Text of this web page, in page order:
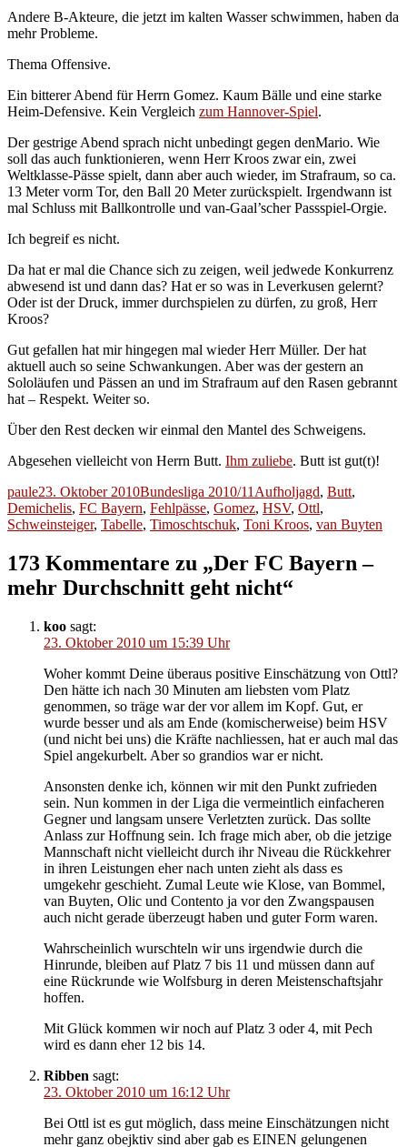
Andere B-Akteure, die jetzt im kalten Wasser schwimmen, haben da
mehr Probleme.
Thema Offensive.
Ein bitterer Abend für Herrn Gomez. Kaum Bälle und eine starke
Heim-Defensive. Kein Vergleich zum Hannover-Spiel.
Der gestrige Abend sprach nicht unbedingt gegen denMario. Wie
soll das auch funktionieren, wenn Herr Kroos zwar ein, zwei
Weltklasse-Pässe spielt, dann aber auch wieder, im Strafraum, so ca.
13 Meter vorm Tor, den Ball 20 Meter zurückspielt. Irgendwann ist
mal Schluss mit Ballkontrolle und van-Gaal’scher Passspiel-Orgie.
Ich begreif es nicht.
Da hat er mal die Chance sich zu zeigen, weil jedwede Konkurrenz
abwesend ist und dann das? Hat er so was in Leverkusen gelernt?
Oder ist der Druck, immer durchspielen zu dürfen, zu groß, Herr
Kroos?
Gut gefallen hat mir hingegen mal wieder Herr Müller. Der hat
aktuell auch so seine Schwankungen. Aber was der gestern an
Sololäufen und Pässen an und im Strafraum auf den Rasen gebrannt
hat – Respekt. Weiter so.
Über den Rest decken wir einmal den Mantel des Schweigens.
Abgesehen vielleicht von Herrn Butt. Ihm zuliebe. Butt ist gut(t)!
Autor
pauleVeröffentlicht
am
23. Oktober 2010Kategorien
Bundesliga 2010/11 Schlagwörter
Aufholjagd, Butt,
Demichelis, FC Bayern, Fehlpässe, Gomez, HSV, Ottl,
Schweinsteiger, Tabelle, Timoschtschuk, Toni Kroos, van Buyten
173 Kommentare zu „Der FC Bayern –
mehr Durchschnitt geht nicht“
koo sagt:
23. Oktober 2010 um 15:39 Uhr
Woher kommt Deine überaus positive Einschätzung von Ottl?
Den hätte ich nach 30 Minuten am liebsten vom Platz
genommen, so träge war der vor allem im Kopf. Gut, er
wurde besser und als am Ende (komischerweise) beim HSV
(und nicht bei uns) die Kräfte nachliessen, hat er auch mal das
Spiel angekurbelt. Aber so grandios war er nicht.
Ansonsten denke ich, können wir mit den Punkt zufrieden
sein. Nun kommen in der Liga die vermeintlich einfacheren
Gegner und langsam unsere Verletzten zurück. Das sollte
Anlass zur Hoffnung sein. Ich frage mich aber, ob die jetzige
Mannschaft nicht vielleicht durch ihr Niveau die Rückkehrer
in ihren Leistungen eher nach unten zieht als dass es
umgekehr geschieht. Zumal Leute wie Klose, van Bommel,
van Buyten, Olic und Contento ja vor den Zwangspausen
auch nicht gerade überzeugt haben und guter Form waren.
Wahrscheinlich wurschteln wir uns irgendwie durch die
Hinrunde, bleiben auf Platz 7 bis 11 und müssen dann auf
eine Rückrunde wie Wolfsburg in deren Meistenschaftsjahr
hoffen.
Mit Glück kommen wir noch auf Platz 3 oder 4, mit Pech
wird es dann eher 12 bis 14.
Ribben sagt:
23. Oktober 2010 um 16:12 Uhr
Bei Ottl ist es gut möglich, dass meine Einschätzungen nicht
mehr ganz obejktiv sind aber gab es EINEN gelungenen